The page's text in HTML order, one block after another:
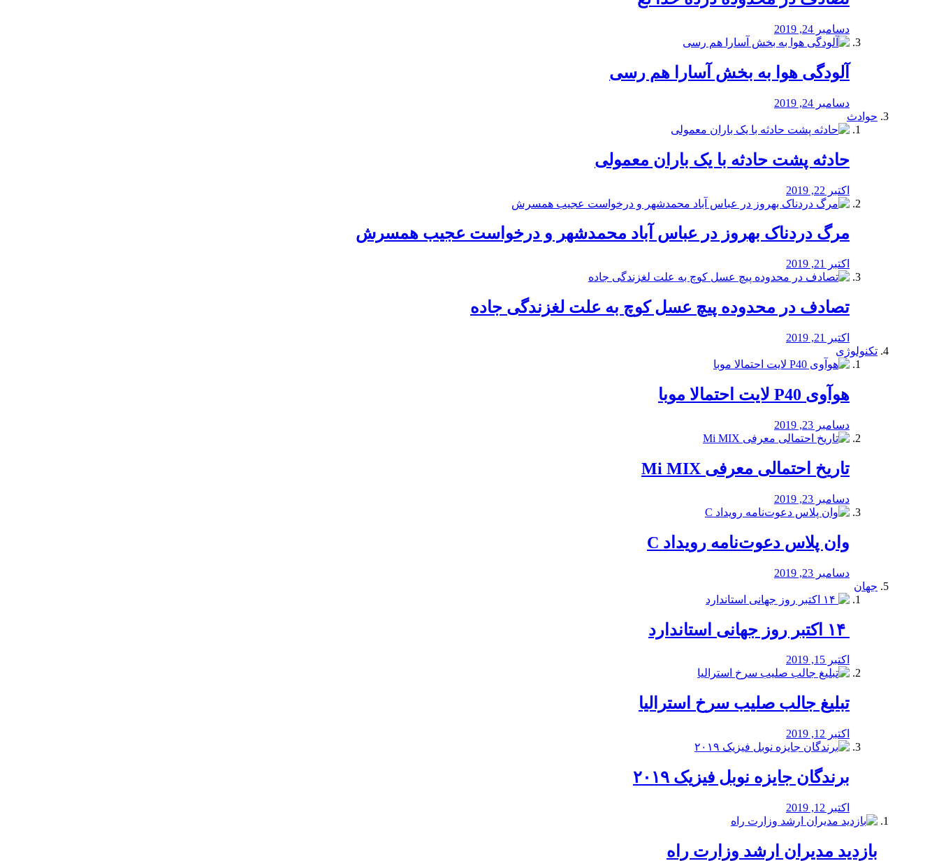
دسامبر 24, 2019
آلودگی هوا به بخش آسارا هم رسی
دسامبر 24, 2019
حوادث
️حادثه پشت حادثه با یک باران معمولی
اکتبر 22, 2019
مرگ دردناک بهروز در عباس آباد محمدشهر و درخواست عجیب همسرش
اکتبر 21, 2019
تصادف در محدوده پیچ عسل کوچ به علت لغزندگی جاده
اکتبر 21, 2019
تکنولوژی
هوآوی P40 لایت احتمالا موبا
دسامبر 23, 2019
تاریخ احتمالی معرفی Mi MIX
دسامبر 23, 2019
وان پلاس دعوت‌نامه رویداد C
دسامبر 23, 2019
جهان
اکتبر 15, 2019
تبلیغ جالب صلیب سرخ استرالیا
اکتبر 12, 2019
برندگان جایزه نوبل فیزیک ۲۰۱۹
اکتبر 12, 2019
بازدید مدیران ارشد وزارت راه